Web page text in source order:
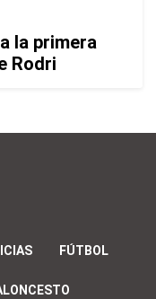
la primera
Rodri
FÚTBOL